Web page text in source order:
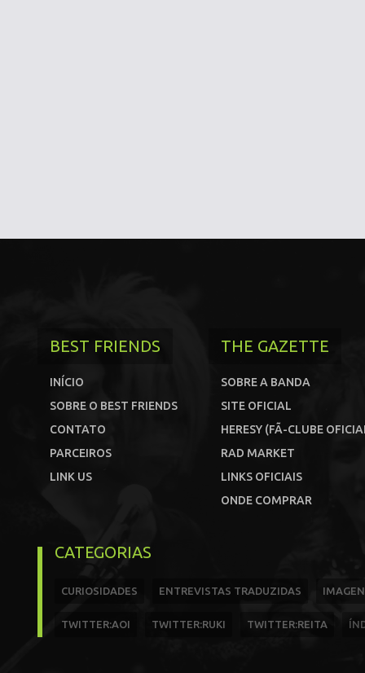
BEST FRIENDS
INÍCIO
SOBRE O BEST FRIENDS
CONTATO
PARCEIROS
LINK US
THE GAZETTE
SOBRE A BANDA
SITE OFICIAL
HERESY (FÃ-CLUBE
RAD MARKET
LINKS OFICIAIS
ONDE COMPRAR
CATEGORIAS
CURIOSIDADES ENTREVISTAS TRADUZIDAS
TWITTER:AOI TWITTER:RUKI TWITTER:REITA